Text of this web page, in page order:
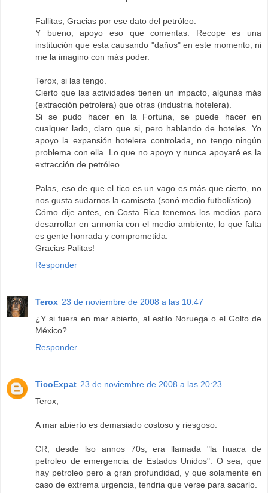
Fallitas, Gracias por ese dato del petróleo.
Y bueno, apoyo eso que comentas. Recope es una
institución que esta causando "daños" en este momento, ni
me la imagino con más poder.
Terox, si las tengo.
Cierto que las actividades tienen un impacto, algunas más
(extracción petrolera) que otras (industria hotelera).
Si se pudo hacer en la Fortuna, se puede hacer en
cualquer lado, claro que si, pero hablando de hoteles. Yo
apoyo la expansión hotelera controlada, no tengo ningún
problema con ella. Lo que no apoyo y nunca apoyaré es la
extracción de petróleo.
Palas, eso de que el tico es un vago es más que cierto, no
nos gusta sudarnos la camiseta (sonó medio futbolístico).
Cómo dije antes, en Costa Rica tenemos los medios para
desarrollar en armonía con el medio ambiente, lo que falta
es gente honrada y comprometida.
Gracias Palitas!
Responder
Terox 23 de noviembre de 2008 a las 10:47
¿Y si fuera en mar abierto, al estilo Noruega o el Golfo de
México?
Responder
TicoExpat 23 de noviembre de 2008 a las 20:23
Terox,
A mar abierto es demasiado costoso y riesgoso.
CR, desde lso annos 70s, era llamada "la huaca de
petroleo de emergencia de Estados Unidos". O sea, que
hay petroleo pero a gran profundidad, y que solamente en
caso de extrema urgencia, tendria que verse para sacarlo.